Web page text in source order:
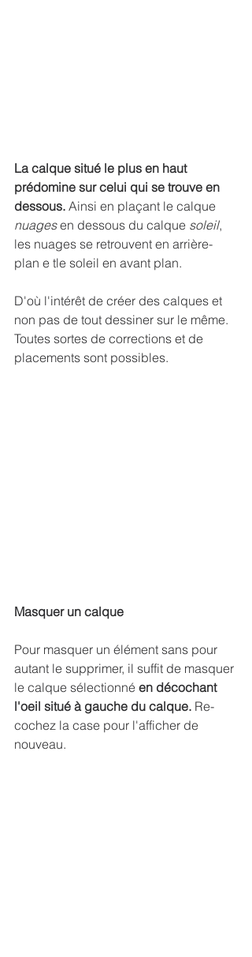
La calque situé le plus en haut
prédomine sur celui qui se trouve en
dessous. Ainsi en plaçant le calque
nuages en dessous du calque soleil,
les nuages se retrouvent en arrière-
plan e tle soleil en avant plan.
D'où l'intérêt de créer des calques et
non pas de tout dessiner sur le même.
Toutes sortes de corrections et de
placements sont possibles.
Masquer un calque
Pour masquer un élément sans pour
autant le supprimer, il suffit de masquer
le calque sélectionné en décochant
l'oeil situé à gauche du calque. Re-
cochez la case pour l'afficher de
nouveau.